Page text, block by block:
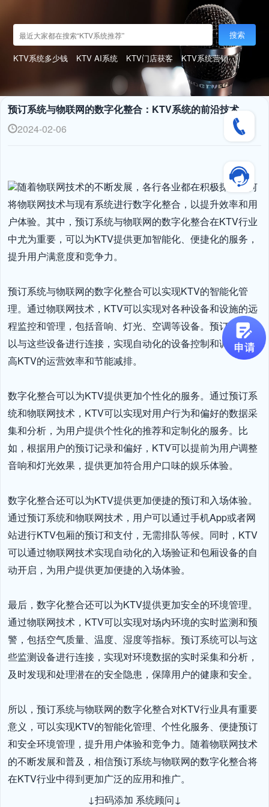
搜索
KTV系统多少钱 KTV AI系统 KTV门店获客 KTV系统营销
预订系统与物联网的数字化整合：KTV系统的前沿技术
2024-02-06
随着物联网技术的不断发展，各行各业都在积极探索如何
将物联网技术与现有系统进行数字化整合，以提升效率和用
户体验。其中，预订系统与物联网的数字化整合在KTV行业
中尤为重要，可以为KTV提供更加智能化、便捷化的服务，
提升用户满意度和竞争力。
预订系统与物联网的数字化整合可以实现KTV的智能化管
理。通过物联网技术，KTV可以实现对各种设备和设施的远
程监控和管理，包括音响、灯光、空调等设备。预订系统可
以与这些设备进行连接，实现自动化的设备控制和调度，提
高KTV的运营效率和节能减排。
数字化整合可以为KTV提供更加个性化的服务。通过预订系
统和物联网技术，KTV可以实现对用户行为和偏好的数据采
集和分析，为用户提供个性化的推荐和定制化的服务。比
如，根据用户的预订记录和偏好，KTV可以提前为用户调整
音响和灯光效果，提供更加符合用户口味的娱乐体验。
数字化整合还可以为KTV提供更加便捷的预订和入场体验。
通过预订系统和物联网技术，用户可以通过手机App或者网
站进行KTV包厢的预订和支付，无需排队等候。同时，KTV
可以通过物联网技术实现自动化的入场验证和包厢设备的自
动开启，为用户提供更加便捷的入场体验。
最后，数字化整合还可以为KTV提供更加安全的环境管理。
通过物联网技术，KTV可以实现对场内环境的实时监测和预
警，包括空气质量、温度、湿度等指标。预订系统可以与这
些监测设备进行连接，实现对环境数据的实时采集和分析，
及时发现和处理潜在的安全隐患，保障用户的健康和安全。
所以，预订系统与物联网的数字化整合对KTV行业具有重要
意义，可以实现KTV的智能化管理、个性化服务、便捷预订
和安全环境管理，提升用户体验和竞争力。随着物联网技术
的不断发展和普及，相信预订系统与物联网的数字化整合将
在KTV行业中得到更加广泛的应用和推广。
↓扫码添加 系统顾问↓